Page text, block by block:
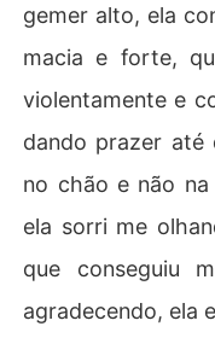
gemer alto, ela
macia e forte,
violentamente e
dando prazer até
no chão e não
ela sorri me
que conseguiu
agradecendo, ela